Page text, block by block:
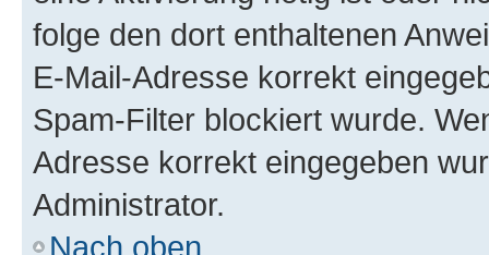
folge den dort enthaltenen
E-Mail-Adresse korrekt
Spam-Filter blockiert wurde.
Adresse korrekt eingegeben
Administrator.
Nach oben